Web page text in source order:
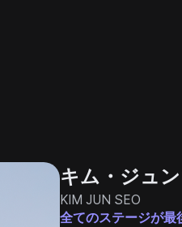
キム・ジュ
KIM JUN SEO
全てのステージが最